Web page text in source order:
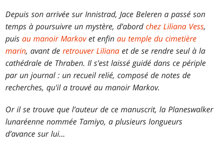
Depuis son arrivée sur Innistrad, Jace Beleren a passé son
temps à poursuivre un mystère, d’abordchez Liliana Vess,
puisau manoir Markovet enfinau temple du cimetière
marin, avant deretrouver Liliana et de se rendre seul à la
cathédrale de Thraben. Il s’est laissé guidé dans ce périple
par un journal : un recueil relié, composé de notes de
recherches, qu'il a trouvé au manoir Markov.
Or il se trouve que l’auteur de ce manuscrit, la Planeswalker
lunaréenne nommée Tamiyo, a plusieurs longueurs
d’avance sur lui…